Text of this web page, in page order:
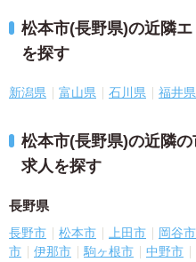
松本市(長野県)の近隣
を探す
新潟県 富山県 石川県 福井県
松本市(長野県)の近隣
求人を探す
長野県
長野市 松本市 上田市 岡谷市
市
伊那市 駒ヶ根市 中野市